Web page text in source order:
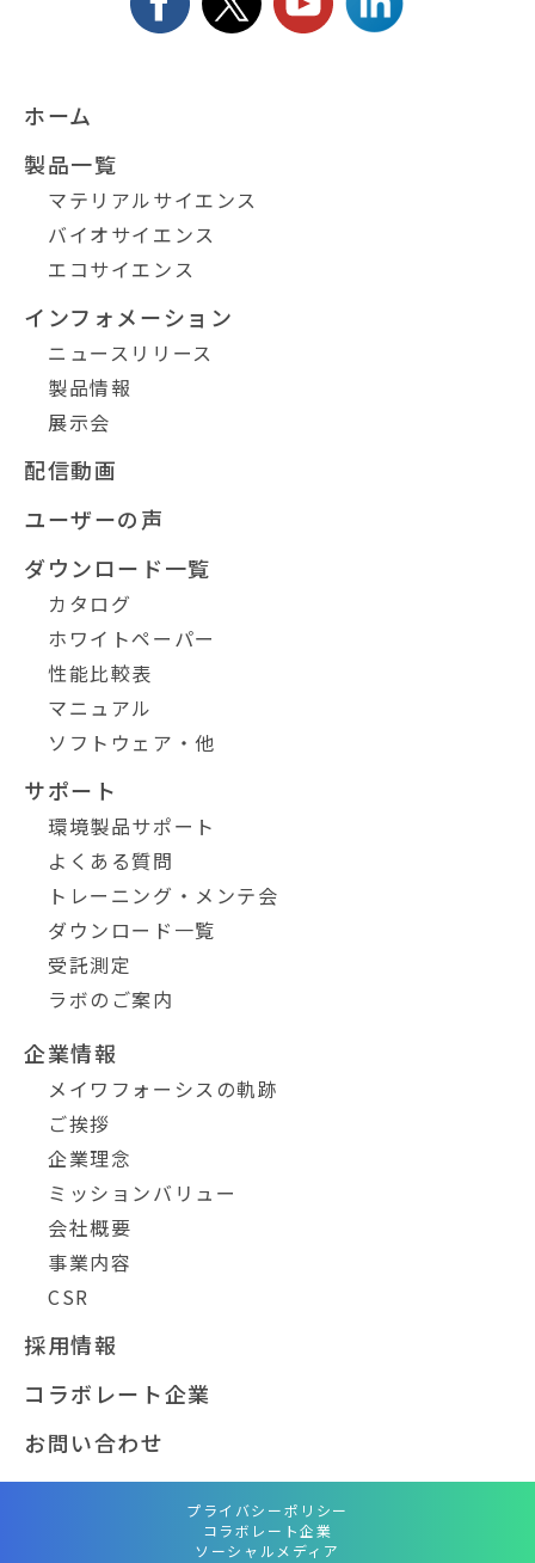
ホーム
製品一覧
マテリアルサイエンス
バイオサイエンス
エコサイエンス
インフォメーション
ニュースリリース
製品情報
展示会
配信動画
ユーザーの声
ダウンロード一覧
カタログ
ホワイトペーパー
性能比較表
マニュアル
ソフトウェア・他
サポート
環境製品サポート
よくある質問
トレーニング・メンテ会
ダウンロード一覧
受託測定
ラボのご案内
企業情報
メイワフォーシスの軌跡
ご挨拶
企業理念
ミッションバリュー
会社概要
事業内容
CSR
採用情報
コラボレート企業
お問い合わせ
プライバシーポリシー
コラボレート企業
ソーシャルメディア